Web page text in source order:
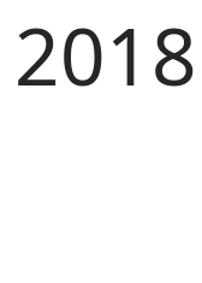
2018